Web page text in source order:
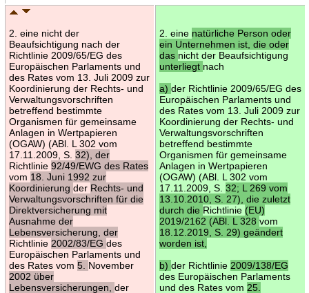
2. eine nicht der
Beaufsichtigung nach der
Richtlinie 2009/65/EG des
Europäischen Parlaments und
des Rates vom 13. Juli 2009 zur
Koordinierung der Rechts- und
Verwaltungsvorschriften
betreffend bestimmte
Organismen für gemeinsame
Anlagen in Wertpapieren
(OGAW) (ABl. L 302 vom
17.11.2009, S. 32), der
Richtlinie 92/49/EWG des Rates
vom 18. Juni 1992 zur
Koordinierung der Rechts- und
Verwaltungsvorschriften für die
Direktversicherung mit
Ausnahme der
Lebensversicherung, der
Richtlinie 2002/83/EG des
Europäischen Parlaments und
des Rates vom 5. November
2002 über
Lebensversicherungen, der
2. eine natürliche Person oder
ein Unternehmen ist, die oder
das nicht der Beaufsichtigung
unterliegt nach
a) der Richtlinie 2009/65/EG des
Europäischen Parlaments und
des Rates vom 13. Juli 2009 zur
Koordinierung der Rechts- und
Verwaltungsvorschriften
betreffend bestimmte
Organismen für gemeinsame
Anlagen in Wertpapieren
(OGAW) (ABl. L 302 vom
17.11.2009, S. 32; L 269 vom
13.10.2010, S. 27), die zuletzt
durch die Richtlinie (EU)
2019/2162 (ABl. L 328 vom
18.12.2019, S. 29) geändert
worden ist,
b) der Richtlinie 2009/138/EG
des Europäischen Parlaments
und des Rates vom 25.